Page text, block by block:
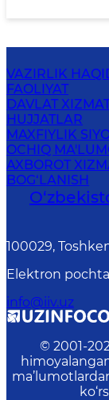
VAZIRLIK
FAOLIYAT
DAVLAT
HUJJATLAR
MAXFIYLIK
OCHIQ
AXBOROT
BOG‘LANISH
100029,
Elektron pochta
info@iiv.uz
© 2001-